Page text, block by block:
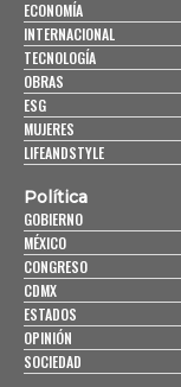
ECONOMÍA
INTERNACIONAL
TECNOLOGÍA
OBRAS
ESG
MUJERES
LIFEANDSTYLE
Política
GOBIERNO
MÉXICO
CONGRESO
CDMX
ESTADOS
OPINIÓN
SOCIEDAD